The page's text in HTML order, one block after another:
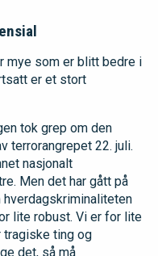
mye som er blitt bedre i
er et stort
tok grep om den
terrorangrepet 22. juli.
nasjonalt
Men det har gått på
lite robust. Vi er for lite
tragiske ting og
det, så må